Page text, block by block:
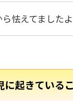
怯えてましたよ
起きている